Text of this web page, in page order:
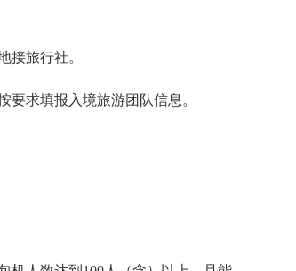
接旅行社。
要求填报入境旅游团队信息。